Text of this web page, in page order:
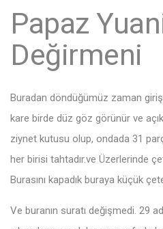
Papaz
Değirmeni
Buradan döndüğümüz zaman giriş
kare birde düz göz görünür ve
ziynet kutusu olup, ondada 31
her birisi tahtadır.ve Üzerlerinde
Burasını kapadık buraya küçük
Ve buranın suratı değişmedi. 29